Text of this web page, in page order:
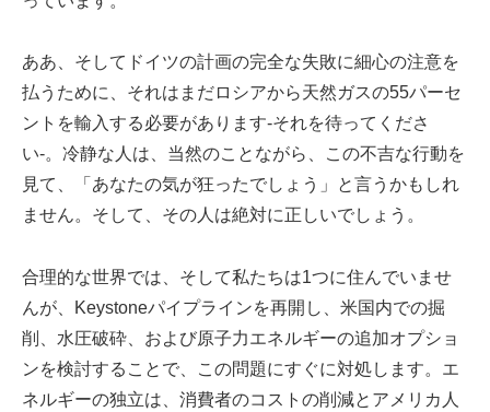
ああ、そしてドイツの計画の完全な失敗に細心の注意を
払うために、それはまだロシアから天然ガスの55パーセ
ントを輸入する必要があります-それを待ってくださ
い-。冷静な人は、当然のことながら、この不吉な行動を
見て、「あなたの気が狂ったでしょう」と言うかもしれ
ません。そして、その人は絶対に正しいでしょう。
合理的な世界では、そして私たちは1つに住んでいませ
んが、Keystoneパイプラインを再開し、米国内での掘
削、水圧破砕、および原子力エネルギーの追加オプショ
ンを検討することで、この問題にすぐに対処します。エ
ネルギーの独立は、消費者のコストの削減とアメリカ人